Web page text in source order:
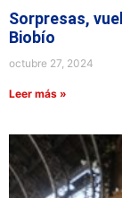
Sorpresas,
Biobío
octubre 27, 2024
Leer más »